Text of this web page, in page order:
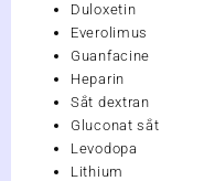
Duloxetin
Everolimus
Guanfacine
Heparin
Sắt dextran
Gluconat sắt
Levodopa
Lithium